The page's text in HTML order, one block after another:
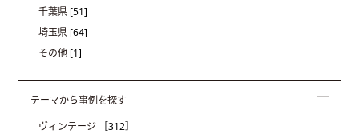
千葉県 [51]
埼玉県 [64]
その他 [1]
テーマから事例を探す
ヴィンテージ
［312］